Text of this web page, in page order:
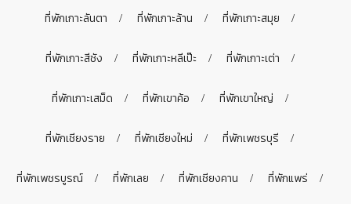
ที่พักเกาะลันตา ที่พักเกาะล้าน ที่พักเกาะสมุย
ที่พักเกาะสีชัง ที่พักเกาะหลีเป๊ะ ที่พักเกาะเต่า
ที่พักเกาะเสม็ด ที่พักเขาค้อ ที่พักเขาใหญ่
ที่พักเชียงราย ที่พักเชียงใหม่ ที่พักเพชรบุรี
ที่พักเพชรบูรณ์ ที่พักเลย ที่พักเชียงคาน ที่พักแพร่